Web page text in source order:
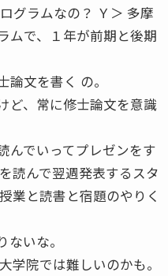
グラムなの？ Ｙ＞ 多摩
ムで、１年が前期と後期
文を書く の。
ど、常に修士論文を意識
んでいってプレゼンをす
読んで翌週発表するスタ
業と読書と宿題のやりく
いな。
学院では難しいのかも。